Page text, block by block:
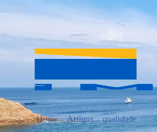
Home Artigos qualidade